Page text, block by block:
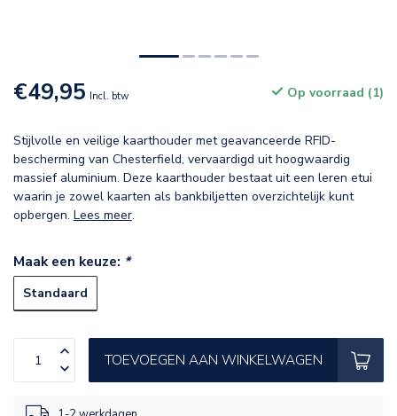
€49,95 Incl. btw Op voorraad (1)
Stijlvolle en veilige kaarthouder met geavanceerde RFID-
bescherming van Chesterfield, vervaardigd uit hoogwaardig
massief aluminium. Deze kaarthouder bestaat uit een leren etui
waarin je zowel kaarten als bankbiljetten overzichtelijk kunt
opbergen. Lees meer.
Maak een keuze: *
Standaard
TOEVOEGEN AAN WINKELWAGEN